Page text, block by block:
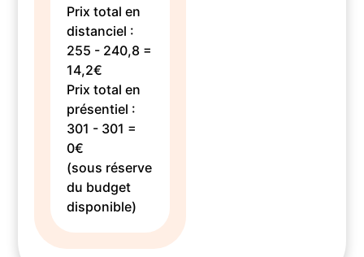
Prix total en
distanciel :
255 - 240,8 =
14,2€
Prix total en
présentiel :
301 - 301 =
0€
(sous réserve
du budget
disponible)